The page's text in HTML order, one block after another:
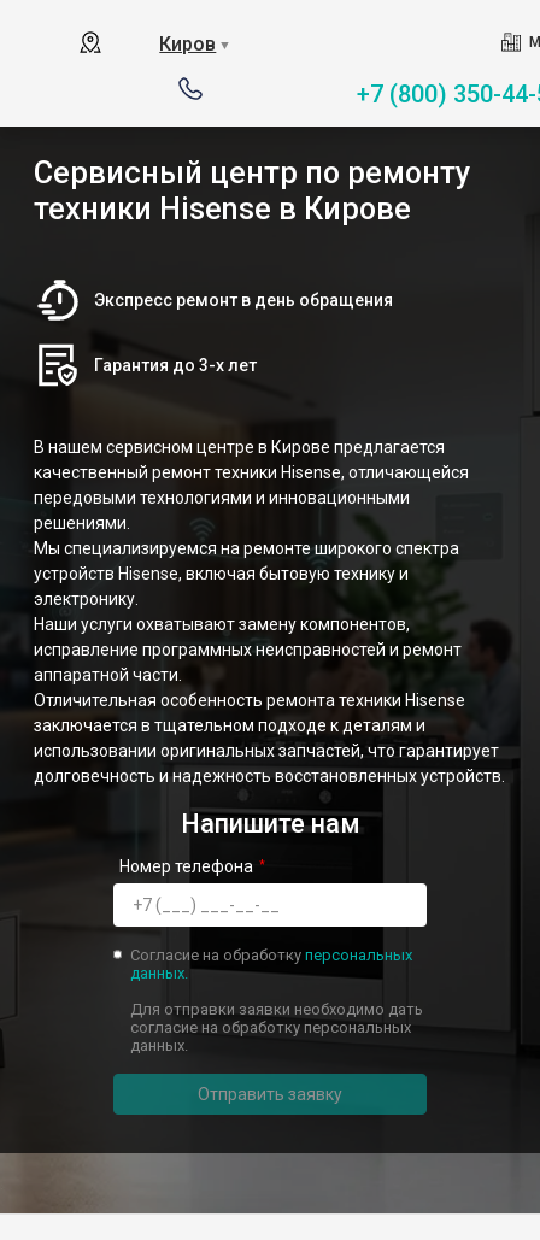
Киров ▼
+7 (800) 350-
Сервисный центр по ремонту
техники Hisense в Кирове
Экспресс ремонт в день обращения
Гарантия до 3-х лет
В нашем сервисном центре в Кирове предлагается
качественный ремонт техники Hisense, отличающейся
передовыми технологиями и инновационными
решениями.
Мы специализируемся на ремонте широкого спектра
устройств Hisense, включая бытовую технику и
электронику.
Наши услуги охватывают замену компонентов,
исправление программных неисправностей и ремонт
аппаратной части.
Отличительная особенность ремонта техники Hisense
заключается в тщательном подходе к деталям и
использовании оригинальных запчастей, что гарантирует
долговечность и надежность восстановленных устройств.
Напишите нам
Номер телефона
Согласие на обработку персональных
данных.
Для отправки заявки необходимо дать
согласие на обработку персональных
данных.
Отправить заявку